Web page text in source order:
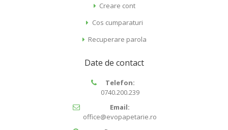
Creare cont
Cos cumparaturi
Recuperare parola
Date de contact
Telefon:
0740.200.239
Email:
office@evopapetarie.ro